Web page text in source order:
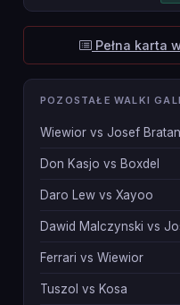
Pełna karta
POZOSTAŁE WALKI GALI
Wiewior vs Josef Bratan
Don Kasjo vs Boxdel
Daro Lew vs Xayoo
Dawid Malczynski vs
Ferrari vs Wiewior
Tuszol vs Kosa